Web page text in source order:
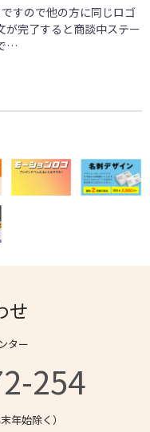
すので他の方に同じロゴ
が完了すると商談中ステー
…
せ
ター
254
年始除く）